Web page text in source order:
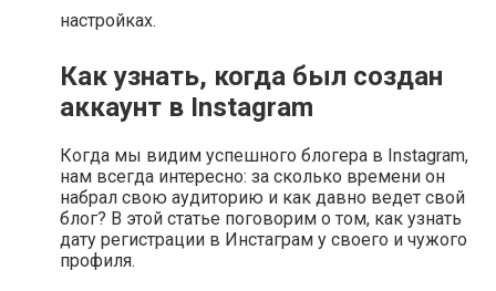
настройках.
Как узнать, когда был создан
аккаунт в Instagram
Когда мы видим успешного блогера в Instagram,
нам всегда интересно: за сколько времени он
набрал свою аудиторию и как давно ведет свой
блог? В этой статье поговорим о том, как узнать
дату регистрации в Инстаграм у своего и чужого
профиля.